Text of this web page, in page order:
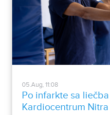
05.Aug, 11:08
Po infarkte sa
Kardiocentrum